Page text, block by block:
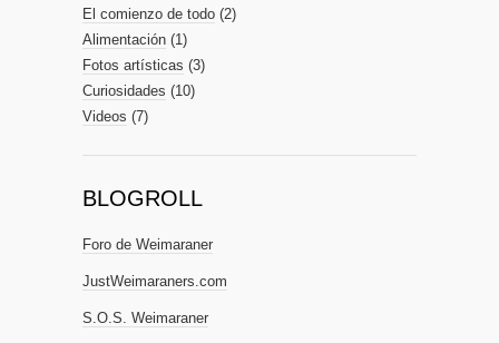
El comienzo de todo (2)
Alimentación (1)
Fotos artísticas (3)
Curiosidades (10)
Videos (7)
BLOGROLL
Foro de Weimaraner
JustWeimaraners.com
S.O.S. Weimaraner